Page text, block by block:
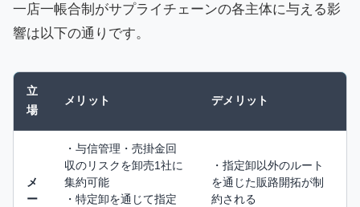
一店一帳合制がサプライチェーンの各主体に与える影
響は以下の通りです。
立
場
メリット デメリット
メ
ー
・与信管理・売掛金回
収のリスクを卸売1社に
集約可能
・特定卸を通じて指定
・指定卸以外のルート
を通じた販路開拓が制
約される